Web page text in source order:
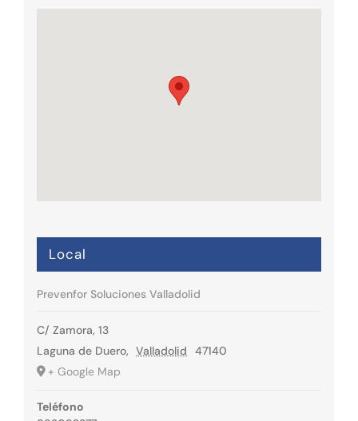
Local
Prevenfor Soluciones Valladolid
C/ Zamora, 13
Laguna de Duero, Valladolid
47140
+ Google Map
Teléfono